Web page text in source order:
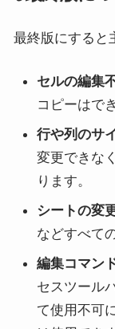
最終版にすると
セルの編集
コピーはで
行や列のサ
変更できな
ります。
シートの変
などすべて
編集コマン
セスツール
て使用不可